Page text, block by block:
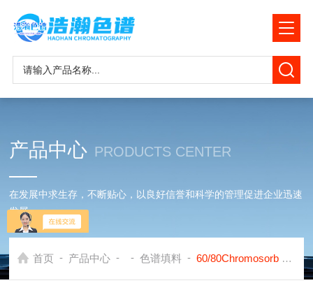
产品中心 PRODUCTS CENTER
在发展中求生存，不断贴心，以良好信誉和科学的管理促进企业迅速
发展
首页 - 产品中心 - - 色谱填料 - 60/80Chromosorb 101色谱填料应用岛津GC2010